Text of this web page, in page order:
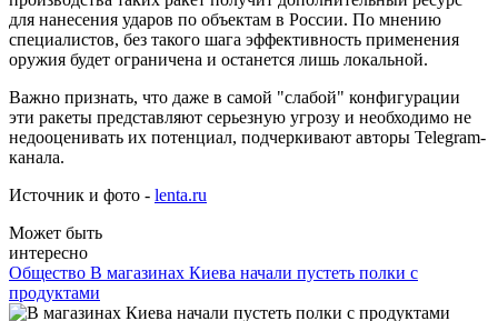
для нанесения ударов по объектам в России. По мнению
специалистов, без такого шага эффективность применения
оружия будет ограничена и останется лишь локальной.
Важно признать, что даже в самой "слабой" конфигурации
эти ракеты представляют серьезную угрозу и необходимо не
недооценивать их потенциал, подчеркивают авторы Telegram-
канала.
Источник и фото - lenta.ru
Может быть
интересно
Общество В магазинах Киева начали пустеть полки с
продуктами